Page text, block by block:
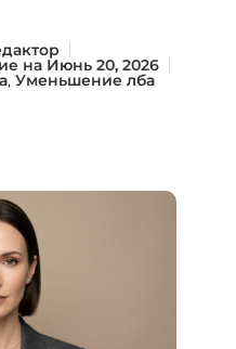
на Июнь 20, 2026
, Уменьшение лба